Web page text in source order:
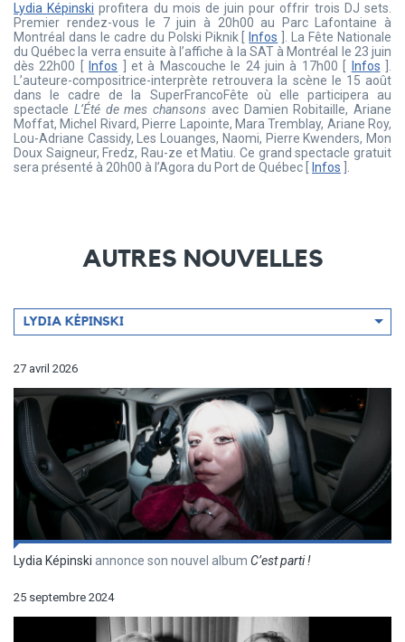
Lydia Képinski profitera du mois de juin pour offrir trois DJ sets.
Premier rendez-vous le 7 juin à 20h00 au Parc Lafontaine à
Montréal dans le cadre du Polski Piknik [
Infos ]. La Fête Nationale
du Québec la verra ensuite à l’affiche à la SAT à Montréal le 23 juin
dès 22h00 [
Infos ] et à Mascouche le 24 juin à 17h00 [ Infos
L’auteure-compositrice-interprète retrouvera la scène le 15 août
dans le cadre de la SuperFrancoFête où elle participera au
spectacle L’Été de mes chansons avec Damien Robitaille, Ariane
Moffat, Michel Rivard, Pierre Lapointe, Mara Tremblay, Ariane Roy,
Lou-Adriane Cassidy, Les Louanges, Naomi, Pierre Kwenders, Mon
Doux Saigneur, Fredz, Rau-ze et Matiu. Ce grand spectacle gratuit
sera présenté à 20h00 à l’Agora du Port de Québec [
Infos
AUTRES NOUVELLES
Filtrer
par
LYDIA KÉPINSKI
27 avril 2026
Lydia Képinski annonce son nouvel album C’est parti !
25 septembre 2024